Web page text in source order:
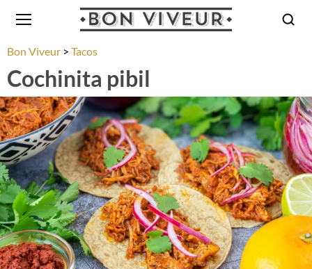
Bon Viveur Tacos
Cochinita pibil